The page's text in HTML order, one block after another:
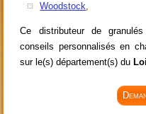
Woodstock,
Ce distributeur de
conseils personnalisés en
sur le(s) département(s) du